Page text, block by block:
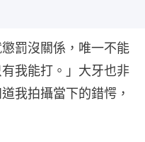
罰沒關係，唯一不能
我能打。」大牙也非
我拍攝當下的錯愕，